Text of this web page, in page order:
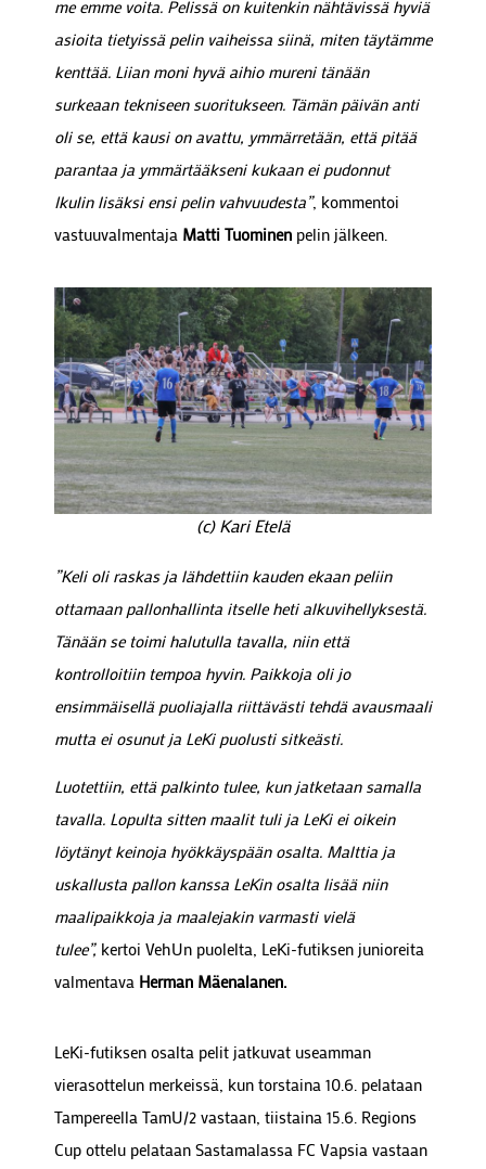
me emme voita. Pelissä on kuitenkin nähtävissä hyviä
asioita tietyissä pelin vaiheissa siinä, miten täytämme
kenttää. Liian moni hyvä aihio mureni tänään
surkeaan tekniseen suoritukseen. Tämän päivän anti
oli se, että kausi on avattu, ymmärretään, että pitää
parantaa ja ymmärtääkseni kukaan ei pudonnut
Ikulin lisäksi ensi pelin vahvuudesta”, kommentoi
vastuuvalmentaja Matti Tuominen pelin jälkeen.
(c) Kari Etelä
”Keli oli raskas ja lähdettiin kauden ekaan peliin
ottamaan pallonhallinta itselle heti alkuvihellyksestä.
Tänään se toimi halutulla tavalla, niin että
kontrolloitiin tempoa hyvin. Paikkoja oli jo
ensimmäisellä puoliajalla riittävästi tehdä avausmaali
mutta ei osunut ja LeKi puolusti sitkeästi.
Luotettiin, että palkinto tulee, kun jatketaan samalla
tavalla. Lopulta sitten maalit tuli ja LeKi ei oikein
löytänyt keinoja hyökkäyspään osalta. Malttia ja
uskallusta pallon kanssa LeKin osalta lisää niin
maalipaikkoja ja maalejakin varmasti vielä
tulee”, kertoi VehUn puolelta, LeKi-futiksen junioreita
valmentava Herman Mäenalanen.
LeKi-futiksen osalta pelit jatkuvat useamman
vierasottelun merkeissä, kun torstaina 10.6. pelataan
Tampereella TamU/2 vastaan, tiistaina 15.6. Regions
Cup ottelu pelataan Sastamalassa FC Vapsia vastaan